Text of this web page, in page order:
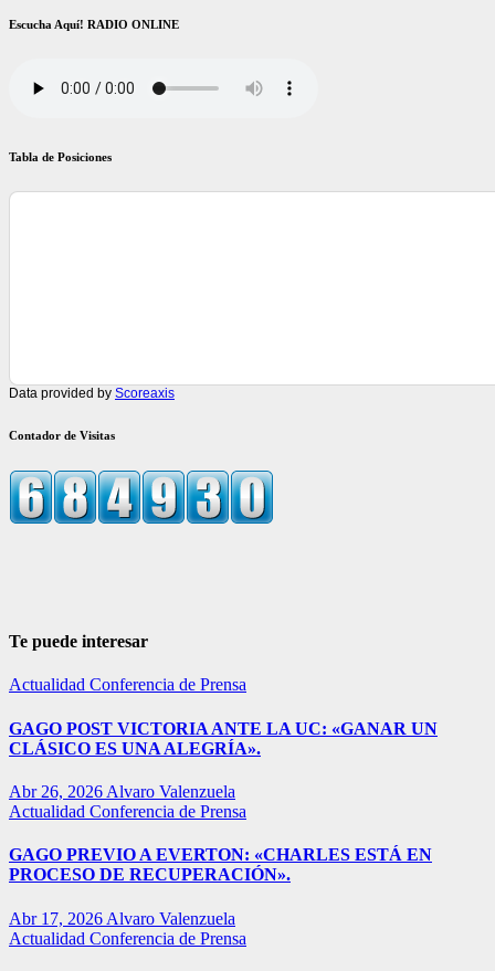
Escucha Aquí! RADIO ONLINE
Tabla de Posiciones
Data provided by Scoreaxis
Contador de Visitas
Te puede interesar
Actualidad Conferencia de Prensa
GAGO POST VICTORIA ANTE LA UC: «GANAR UN
CLÁSICO ES UNA ALEGRÍA».
Abr 26, 2026 Alvaro Valenzuela
Actualidad Conferencia de Prensa
GAGO PREVIO A EVERTON: «CHARLES ESTÁ EN
PROCESO DE RECUPERACIÓN».
Abr 17, 2026 Alvaro Valenzuela
Actualidad Conferencia de Prensa